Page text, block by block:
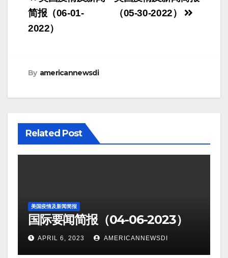
navigation
（05-30-2022）
简报（06-01-
2022）
By americannewsdi
Related Post
美国疫情及新闻简报
国际要闻简报（04-06-2023）
APRIL 6, 2023 AMERICANNEWSDI